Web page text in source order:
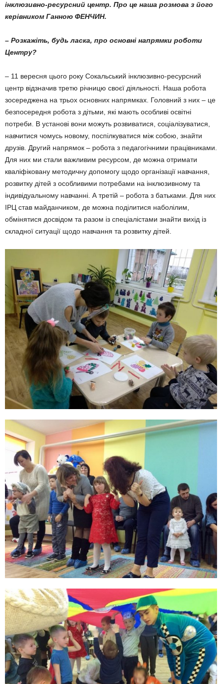
інклюзивно-ресурсний центр. Про це наша розмова з його
керівником Ганною ФЕНЧИН.
– Розкажіть, будь ласка, про основні напрямки роботи
Центру?
– 11 вересня цього року Сокальський інклюзивно-ресурсний
центр відзначив тре­тю річницю своєї діяльності. Наша робота
зосереджена на трьох основних напрямках. Головний з них – це
безпосередня робота з дітьми, які мають особливі освітні
потреби. В установі вони можуть розвиватися, соціалі­зуватися,
навчитися чомусь новому, поспілкуватися між собою, знайти
друзів. Другий напрямок – робота з педагогічними працівниками.
Для них ми стали важливим ресурсом, де можна отримати
кваліфіковану методичну допомогу щодо організації навчання,
роз­витку дітей з особливими потребами на інклюзивному та
індивідуальному навчанні. А третій – робота з батьками. Для них
ІРЦ став майданчиком, де можна поділитися наболілим,
обмінятися досвідом та разом із спеціалістами знайти вихід із
складної ситуації щодо навчання та розвитку дітей.